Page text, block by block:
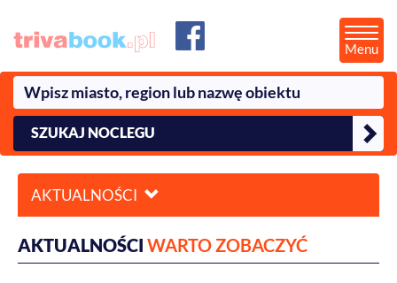
Menu
SZUKAJ NOCLEGU
AKTUALNOŚCI
AKTUALNOŚCI WARTO ZOBACZYĆ